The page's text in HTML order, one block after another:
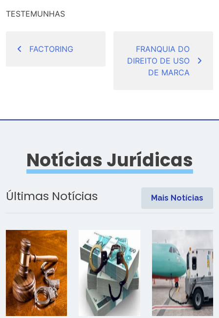
TESTEMUNHAS
de
FACTORING
FRANQUIA DO
DIREITO DE USO
DE MARCA
Notícias Jurídicas
Últimas Notícias Mais Notícias